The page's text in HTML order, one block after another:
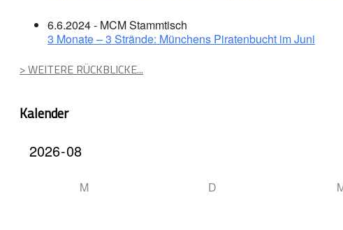
6.6.2024 - MCM Stammtisch
3 Monate – 3 Strände: Münchens Piratenbucht im Juni
> WEITERE RÜCKBLICKE...
Kalender
M D